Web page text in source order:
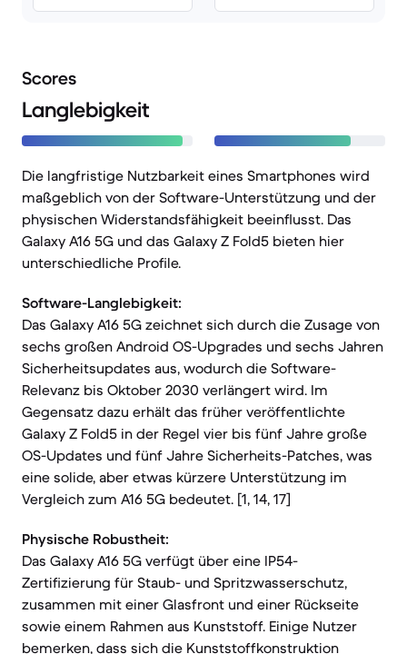
Scores
Langlebigkeit
Die langfristige Nutzbarkeit eines Smartphones wird
maßgeblich von der Software-Unterstützung und der
physischen Widerstandsfähigkeit beeinflusst. Das
Galaxy A16 5G und das Galaxy Z Fold5 bieten hier
unterschiedliche Profile.
Software-Langlebigkeit:
Das Galaxy A16 5G zeichnet sich durch die Zusage von
sechs großen Android OS-Upgrades und sechs Jahren
Sicherheitsupdates aus, wodurch die Software-
Relevanz bis Oktober 2030 verlängert wird. Im
Gegensatz dazu erhält das früher veröffentlichte
Galaxy Z Fold5 in der Regel vier bis fünf Jahre große
OS-Updates und fünf Jahre Sicherheits-Patches, was
eine solide, aber etwas kürzere Unterstützung im
Vergleich zum A16 5G bedeutet. [1, 14, 17]
Physische Robustheit:
Das Galaxy A16 5G verfügt über eine IP54-
Zertifizierung für Staub- und Spritzwasserschutz,
zusammen mit einer Glasfront und einer Rückseite
sowie einem Rahmen aus Kunststoff. Einige Nutzer
bemerken, dass sich die Kunststoffkonstruktion